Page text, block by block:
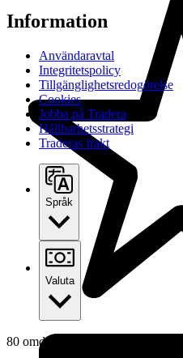
80 omdömen
Information
Användaravtal
Integritetspolicy
Tillgänglighetsredogörelse
Cookies
Jobba på Tradera
Hållbarhetsstrategi
Traderas frakt
Språk
Valuta